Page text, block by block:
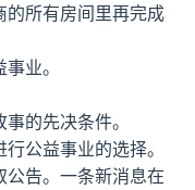
的所有房间里再完成
业。
的先决条件。
公益事业的选择。
告。一条新消息在